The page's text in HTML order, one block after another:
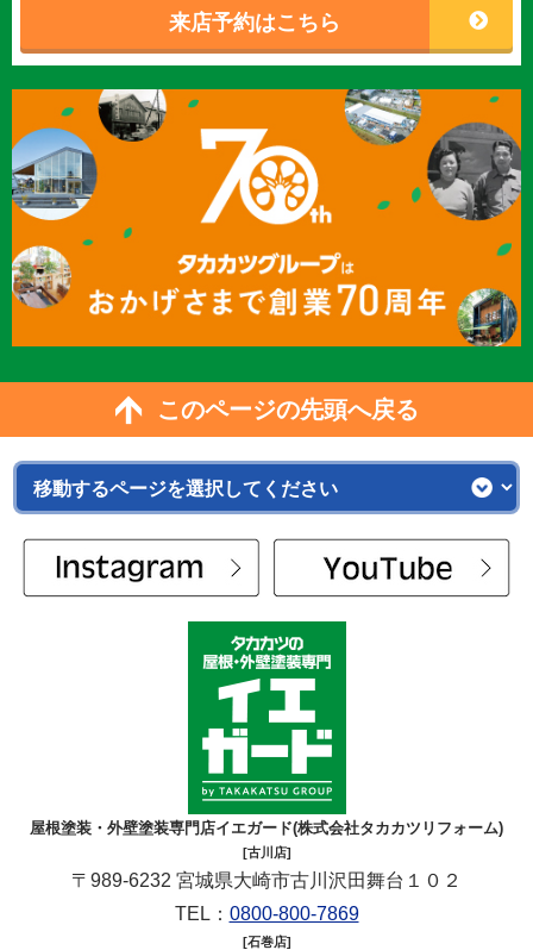
来店予約はこちら
このページの先頭へ戻る
屋根塗装・外壁塗装専門店イエガード(株式会社タカカツリフォーム)
[古川店]
〒989-6232 宮城県大崎市古川沢田舞台１０２
TEL： 0800-800-7869
[石巻店]